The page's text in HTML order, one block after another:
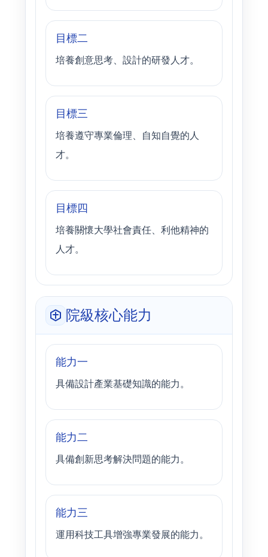
目標二
培養創意思考、設計的研發人才。
目標三
培養遵守專業倫理、自知自覺的人
才。
目標四
培養關懷大學社會責任、利他精神的
人才。
院級核心能力
能力一
具備設計產業基礎知識的能力。
能力二
具備創新思考解決問題的能力。
能力三
運用科技工具增強專業發展的能力。